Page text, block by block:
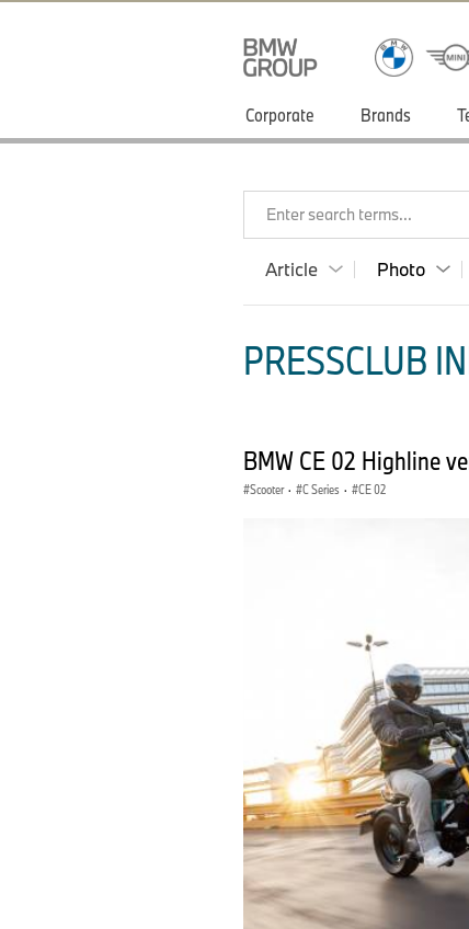
Corporate Brands
Enter search terms...
Article Photo
PRESSCLUB
BMW CE 02 Highline
Scooter · C Series · CE 02